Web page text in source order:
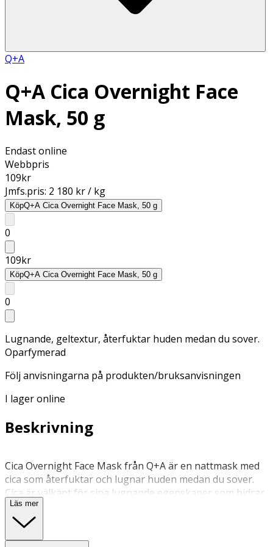
Q+A
Q+A Cica Overnight Face
Mask, 50 g
Endast online
Webbpris
109kr
Jmfs.pris: 2 180 kr / kg
KöpQ+A Cica Overnight Face Mask, 50 g
0
109kr
KöpQ+A Cica Overnight Face Mask, 50 g
0
Lugnande, geltextur, återfuktar huden medan du sover.
Oparfymerad
Följ anvisningarna på produkten/bruksanvisningen
I lager online
Beskrivning
Cica Overnight Face Mask från Q+A är en nattmask med
cica som återfuktar och lugnar huden medan du sover.
Cica är välkänt för sina lugnande egenskaper som bidrar
till en stärkt hudbarriär. Förutom Cica är masken
formulerad med lugnande bisabolol, fermenterat
Läs mer